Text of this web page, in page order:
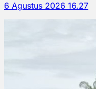
6 Agustus 2026 16.27